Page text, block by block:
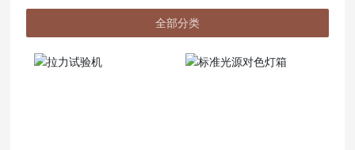
联系我们
全部分类